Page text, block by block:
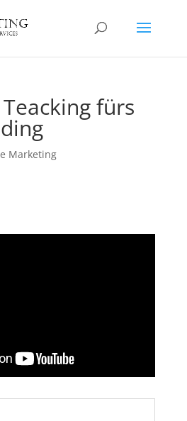
fürs
Marketing